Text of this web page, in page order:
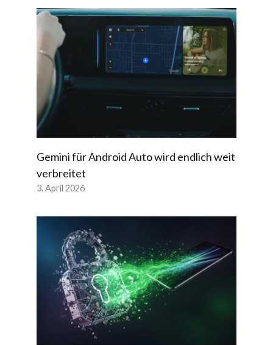
Gemini für Android Auto wird endlich weit
verbreitet
3. April 2026